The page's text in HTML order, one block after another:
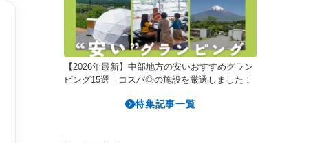
【2026年最新】中部地方の安いおすすめグラン
ピング15選｜コスパ◎の施設を厳選しました！
特集記事一覧